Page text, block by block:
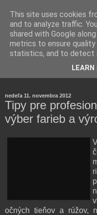
rozoberá témy o zdraví,
nedeľa 11. novembra 2012
Tipy pre
výber farieb a
očných tieňov a rúžov,
This site uses cookies
and to analyze traffic.
shared with Google
metrics to ensure
statistics, and to detect
LEARN